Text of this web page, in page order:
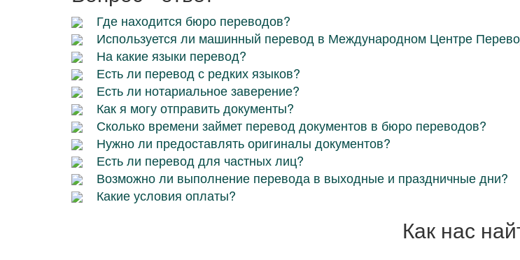
Где находится бюро переводов?
Используется ли машинный перевод в Международном Центре
На какие языки перевод?
Есть ли перевод с редких языков?
Есть ли нотариальное заверение?
Как я могу отправить документы?
Сколько времени займет перевод документов в бюро переводов?
Нужно ли предоставлять оригиналы документов?
Есть ли перевод для частных лиц?
Возможно ли выполнение перевода в выходные и праздничные дни?
Какие условия оплаты?
Как нас